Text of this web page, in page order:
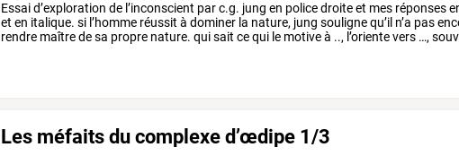
Essaid’exploration de l’inconscient parc.g. jung en policedroiteet mes réponses
et en italique. si l’homme réussit à dominer la nature, jung soulignequ’il n’a pas
rendre maîtredesa propre nature. quisait cequi le motiveà .., l’orientevers …,
Les méfaits du complexe d’œdipe 1/3